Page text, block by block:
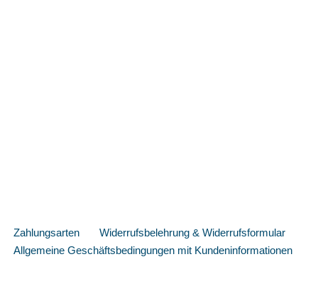
Zahlungsarten
Widerrufsbelehrung & Widerrufsformular
Allgemeine Geschäftsbedingungen mit Kundeninformationen